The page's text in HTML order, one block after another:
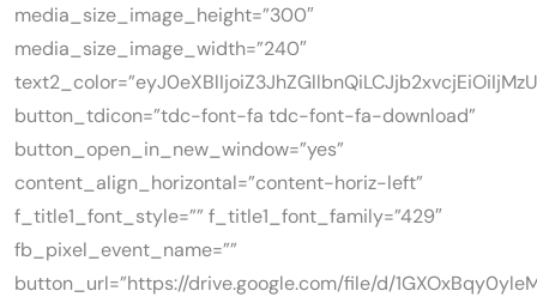
media_size_image_height=”300″
media_size_image_width=”240″
button_tdicon=”tdc-font-fa tdc-font-fa-download”
button_open_in_new_window=”yes”
content_align_horizontal=”content-horiz-left”
f_title1_font_style=”” f_title1_font_family=”429″
fb_pixel_event_name=””
button_url=”https://drive.google.com/file/d/